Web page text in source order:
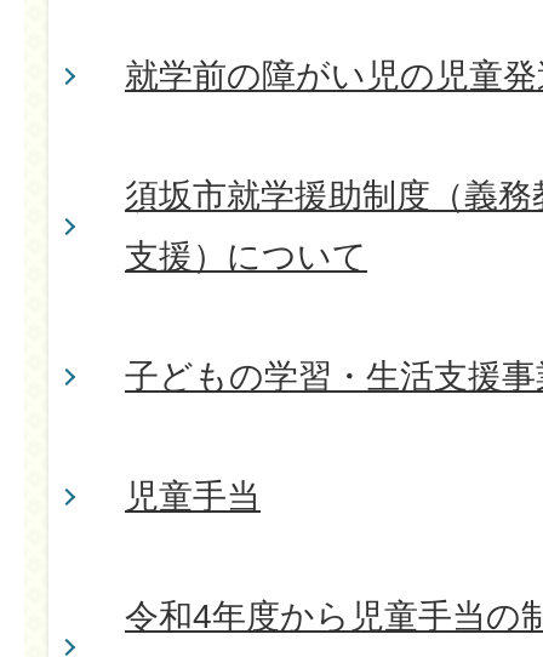
就学前の障がい児の児童
須坂市就学援助制度（義
支援）について
子どもの学習・生活支援事
児童手当
令和4年度から児童手当の